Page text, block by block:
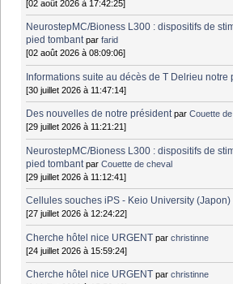
[02 août 2026 à 17:42:25]
NeurostepMC/Bioness L300 : dispositifs de
pied tombant parfarid
[02 août 2026 à 08:09:06]
Informations suite au décès de T Delrieu notre
[30 juillet 2026 à 11:47:14]
Des nouvelles de notre président parCouette
[29 juillet 2026 à 11:21:21]
NeurostepMC/Bioness L300 : dispositifs de
pied tombant parCouette de cheval
[29 juillet 2026 à 11:12:41]
Cellules souches iPS - Keio University (Japon)
[27 juillet 2026 à 12:24:22]
Cherche hôtel nice URGENT parchristinne
[24 juillet 2026 à 15:59:24]
Cherche hôtel nice URGENT parchristinne